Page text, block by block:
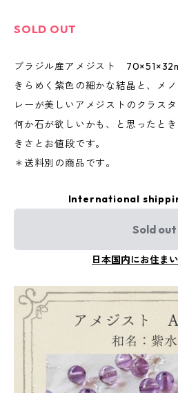
SOLD OUT
ブラジル産アメジスト
きらめく紫色の細かな結晶と、メ
レーが美しいアメジストのクラスタ
何か石が欲しいかも、と思ったと
きさとお値段です。
＊送料別の商品です。
International
Sold out
日本国内にお住ま